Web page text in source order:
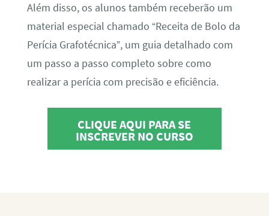
Além disso, os alunos também receberão um
material especial chamado “Receita de Bolo da
Perícia Grafotécnica”, um guia detalhado com
um passo a passo completo sobre como
realizar a perícia com precisão e eficiência.
CLIQUE AQUI PARA SE
INSCREVER NO CURSO